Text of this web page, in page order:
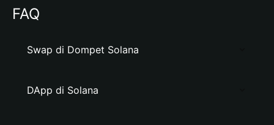
FAQ
Swap di Dompet Solana
DApp di Solana